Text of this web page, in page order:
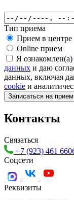
Тип приема
Прием в центре
Online прием
Я ознакомлен(а)
данных и даю
данных, включая
cookie и
Записаться на прием
Контакты
Связаться
+7 (923) 461
Соцсети
Реквизиты